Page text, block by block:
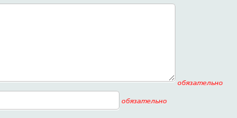
обязательно
обязательно